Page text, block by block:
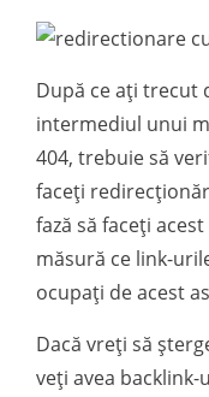
După ce ați trecut
intermediul unui
404, trebuie să
faceți
fază să faceți
măsură ce link-
ocupați de acest
Dacă vreți să
veți avea backlink-